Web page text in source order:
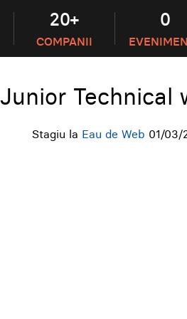
20+
COMPANII
0
Junior Technical
Stagiu la Eau de Web 01/03/